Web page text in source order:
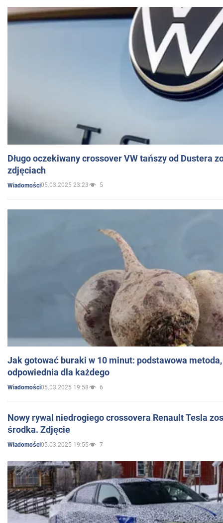
Długo oczekiwany crossover VW tańszy od Dustera
zdjęciach
Wiadomości05.03.2025 23:23 5
Jak gotować buraki w 10 minut: podstawowa
odpowiednia dla każdego
Wiadomości05.03.2025 19:58 6
Nowy rywal niedrogiego crossovera Renault Tesla
środka. Zdjęcie
Wiadomości05.03.2025 19:55 7